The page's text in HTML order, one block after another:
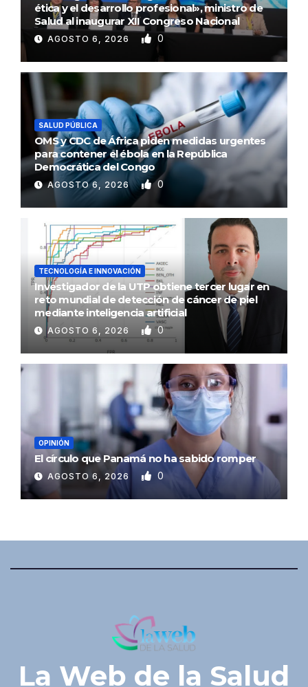
ética y el desarrollo profesional», ministro de
Salud al inaugurar XII Congreso Nacional
AGOSTO 6, 2026 0
SALUD PÚBLICA
OMS y CDC de África piden medidas urgentes
para contener el ébola en la República
Democrática del Congo
AGOSTO 6, 2026 0
TECNOLOGÍA E INNOVACIÓN
Investigador de la UTP obtiene tercer lugar en
reto mundial de detección de cáncer de piel
mediante inteligencia artificial
AGOSTO 6, 2026 0
OPINIÓN
El círculo que Panamá no ha sabido romper
AGOSTO 6, 2026 0
La Web de la Salud